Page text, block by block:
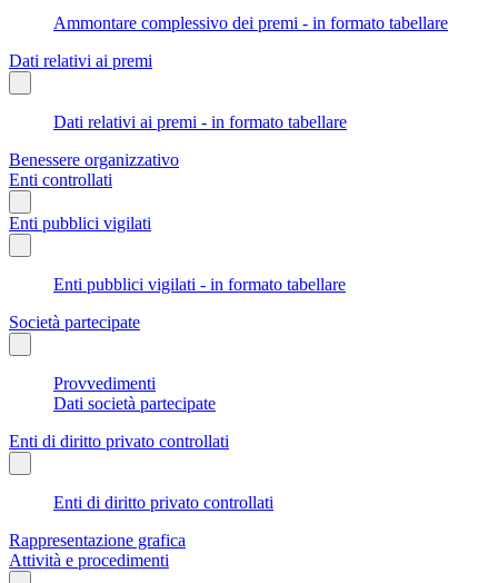
Ammontare complessivo dei premi - in formato tabellare
Dati relativi ai premi
Dati relativi ai premi - in formato tabellare
Benessere organizzativo
Enti controllati
Enti pubblici vigilati
Enti pubblici vigilati - in formato tabellare
Società partecipate
Provvedimenti
Dati società partecipate
Enti di diritto privato controllati
Enti di diritto privato controllati
Rappresentazione grafica
Attività e procedimenti